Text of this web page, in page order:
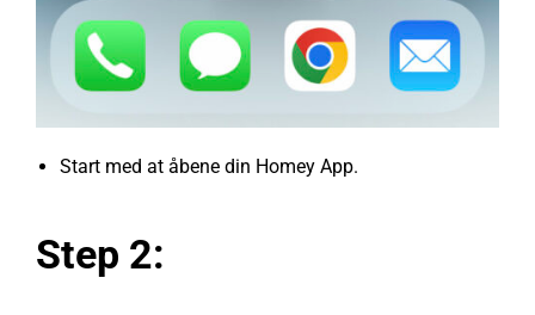
Start med at åbene din Homey App.
Step 2: